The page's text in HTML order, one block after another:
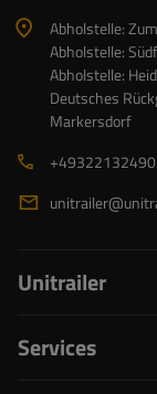
Abholstelle:
Abholstelle:
Abholstelle:
Deutsches
Markersdorf
Unitrailer
Services